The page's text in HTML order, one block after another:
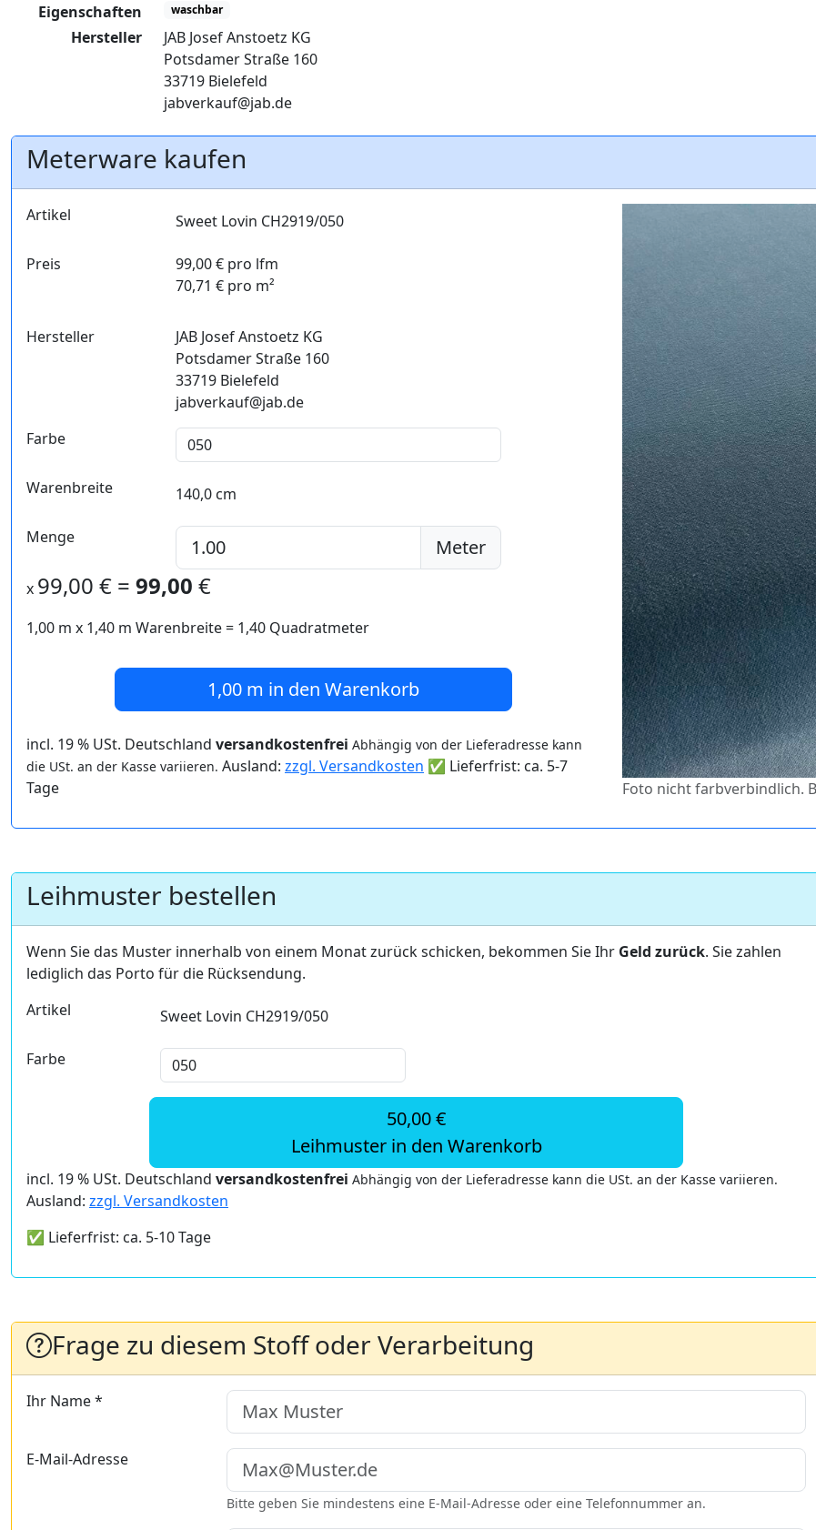
Eigenschaften waschbar
Hersteller
JAB Josef Anstoetz KG
Potsdamer Straße 160
33719 Bielefeld
jabverkauf@jab.de
Meterware kaufen
Artikel Sweet Lovin CH2919/050
Preis
99,00 € pro lfm
70,71 € pro m²
Hersteller
JAB Josef Anstoetz KG
Potsdamer Straße 160
33719 Bielefeld
jabverkauf@jab.de
Farbe
Warenbreite 140,0 cm
Menge Meter
x 99,00 € = 99,00 €
1,00 m x 1,40 m Warenbreite = 1,40 Quadratmeter
1,00 m in den Warenkorb
incl. 19 % USt. Deutschland versandkostenfrei Abhängig von der Lieferadresse kann
die USt. an der Kasse variieren. Ausland: zzgl. Versandkosten ✅ Lieferfrist: ca. 5-7
Tage
Foto nicht farbverbindlich.
Leihmuster bestellen
Wenn Sie das Muster innerhalb von einem Monat zurück schicken, bekommen Sie Ihr Geld zurück. Sie zahlen
lediglich das Porto für die Rücksendung.
Artikel
Sweet Lovin CH2919/050
Farbe
50,00 €
Leihmuster in den Warenkorb
incl. 19 % USt. Deutschland versandkostenfrei Abhängig von der Lieferadresse kann die USt. an der Kasse variieren.
Ausland: zzgl. Versandkosten
✅ Lieferfrist: ca. 5-10 Tage
Frage zu diesem Stoff oder Verarbeitung
Ihr Name *
E-Mail-Adresse
Bitte geben Sie mindestens eine E-Mail-Adresse oder eine Telefonnummer an.